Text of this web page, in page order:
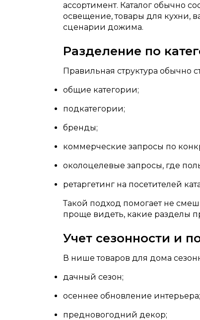
ассортимент. Каталог обычно
освещение, товары для кухни,
сценарии дожима.
Разделение по
Правильная структура обычно
общие категории;
подкатегории;
бренды;
коммерческие запросы по
околоцелевые запросы, где
ретаргетинг на посетителей
Такой подход помогает не
проще видеть, какие разделы
Учет сезонности и
В нише товаров для дома
дачный сезон;
осеннее обновление интерьера;
предновогодний декор;